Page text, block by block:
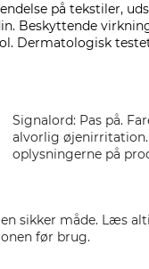
på tekstiler,
Beskyttende
Dermatologisk
Signalord: Pas på.
alvorlig
oplysningerne på
sikker måde. Læs
før brug.